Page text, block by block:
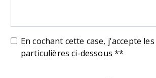
En cochant cette case, j'accepte
particulières ci-dessous **